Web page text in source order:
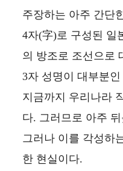
주장하는 아주 간단
4자(字)로 구성된 일
의 방조로 조선으로
3자 성명이 대부분
지금까지 우리나라
다. 그러므로 아주
그러나 이를 각성하
한 현실이다.